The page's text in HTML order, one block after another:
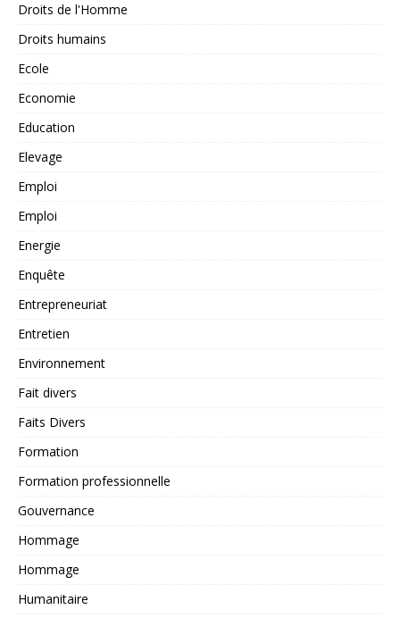
Droits de l'Homme
Droits humains
Ecole
Economie
Education
Elevage
Emploi
Emploi
Energie
Enquête
Entrepreneuriat
Entretien
Environnement
Fait divers
Faits Divers
Formation
Formation professionnelle
Gouvernance
Hommage
Hommage
Humanitaire